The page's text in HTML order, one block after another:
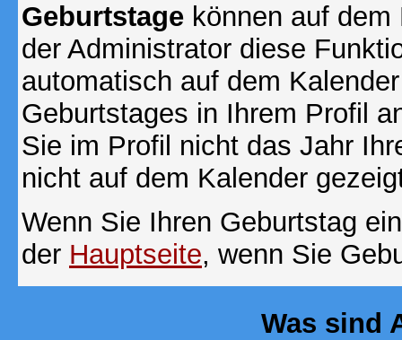
Geburtstage können auf
der Administrator diese
automatisch auf dem
Geburtstages in Ihrem Profil
Sie im Profil nicht das Jahr
nicht auf dem Kalender
Wenn Sie Ihren Geburtstag
der Hauptseite, wenn Sie
Was sind